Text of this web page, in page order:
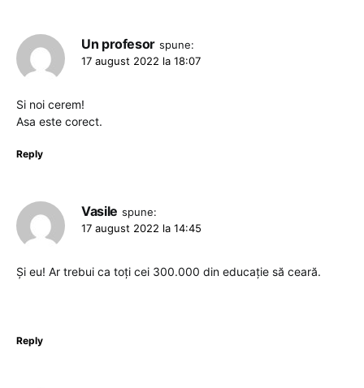
Un profesor spune:
17 august 2022 la 18:07
Si noi cerem!
Asa este corect.
Reply
Vasile spune:
17 august 2022 la 14:45
Și eu! Ar trebui ca toți cei 300.000 din educație să ceară.
Reply